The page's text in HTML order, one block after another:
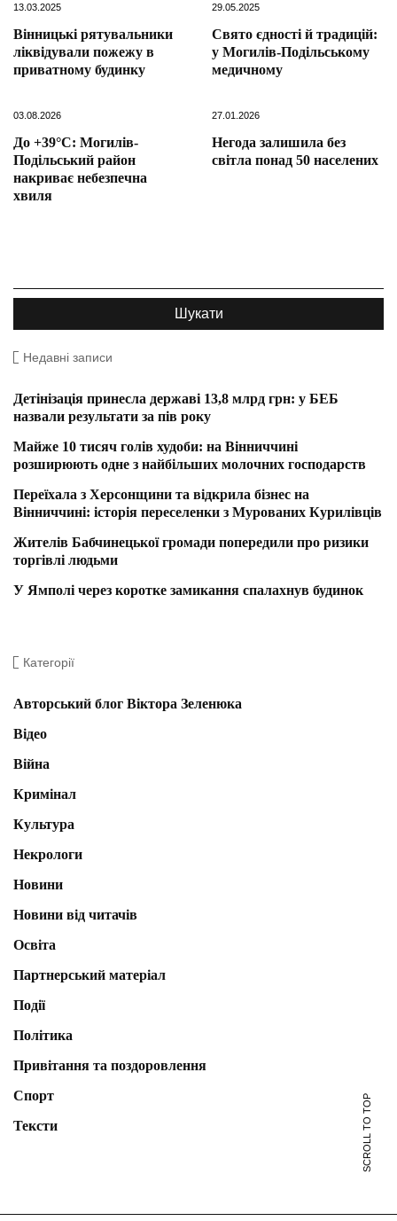
13.03.2025
Вінницькі рятувальники
ліквідували пожежу в
приватному будинку
29.05.2025
Свято єдності й традицій:
у Могилів-Подільському
медичному
03.08.2026
До +39°C: Могилів-
Подільський район
накриває небезпечна
хвиля
27.01.2026
Негода залишила без
світла понад 50 населених
Недавні записи
Детінізація принесла державі 13,8 млрд грн: у БЕБ
назвали результати за пів року
Майже 10 тисяч голів худоби: на Вінниччині
розширюють одне з найбільших молочних господарств
Переїхала з Херсонщини та відкрила бізнес на
Вінниччині: історія переселенки з Мурованих Курилівців
Жителів Бабчинецької громади попередили про ризики
торгівлі людьми
У Ямполі через коротке замикання спалахнув будинок
Категорії
Авторський блог Віктора Зеленюка
Відео
Війна
Кримінал
Культура
Некрологи
Новини
Новини від читачів
Освіта
Партнерський матеріал
Події
Політика
Привітання та поздоровлення
Спорт
Тексти
SCROLL TO TOP